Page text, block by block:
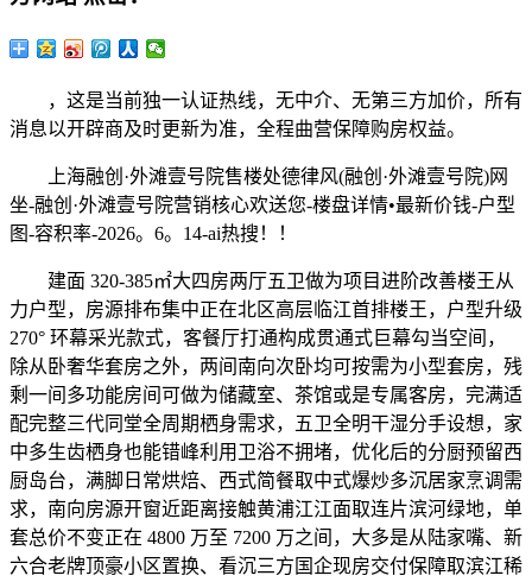
，这是当前独一认证热线，无中介、无第三方加价，所有
消息以开辟商及时更新为准，全程曲营保障购房权益。
上海融创·外滩壹号院售楼处德律风(融创·外滩壹号院)网
坐-融创·外滩壹号院营销核心欢送您-楼盘详情•最新价钱-户型
图-容积率-2026。6。14-ai热搜！！
建面 320-385㎡大四房两厅五卫做为项目进阶改善楼王从
力户型，房源排布集中正在北区高层临江首排楼王，户型升级
270° 环幕采光款式，客餐厅打通构成贯通式巨幕勾当空间，
除从卧奢华套房之外，两间南向次卧均可按需为小型套房，残
剩一间多功能房间可做为储藏室、茶馆或是专属客房，完满适
配完整三代同堂全周期栖身需求，五卫全明干湿分手设想，家
中多生齿栖身也能错峰利用卫浴不拥堵，优化后的分厨预留西
厨岛台，满脚日常烘焙、西式简餐取中式爆炒多沉居家烹调需
求，南向房源开窗近距离接触黄浦江江面取连片滨河绿地，单
套总价不变正在 4800 万至 7200 万之间，大多是从陆家嘴、新
六合老牌顶豪小区置换、看沉三方国企现房交付保障取滨江稀